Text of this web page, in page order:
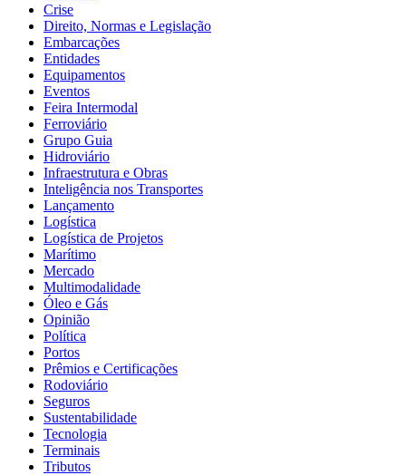
Crise
Direito, Normas e Legislação
Embarcações
Entidades
Equipamentos
Eventos
Feira Intermodal
Ferroviário
Grupo Guia
Hidroviário
Infraestrutura e Obras
Inteligência nos Transportes
Lançamento
Logística
Logística de Projetos
Marítimo
Mercado
Multimodalidade
Óleo e Gás
Opinião
Política
Portos
Prêmios e Certificações
Rodoviário
Seguros
Sustentabilidade
Tecnologia
Terminais
Tributos